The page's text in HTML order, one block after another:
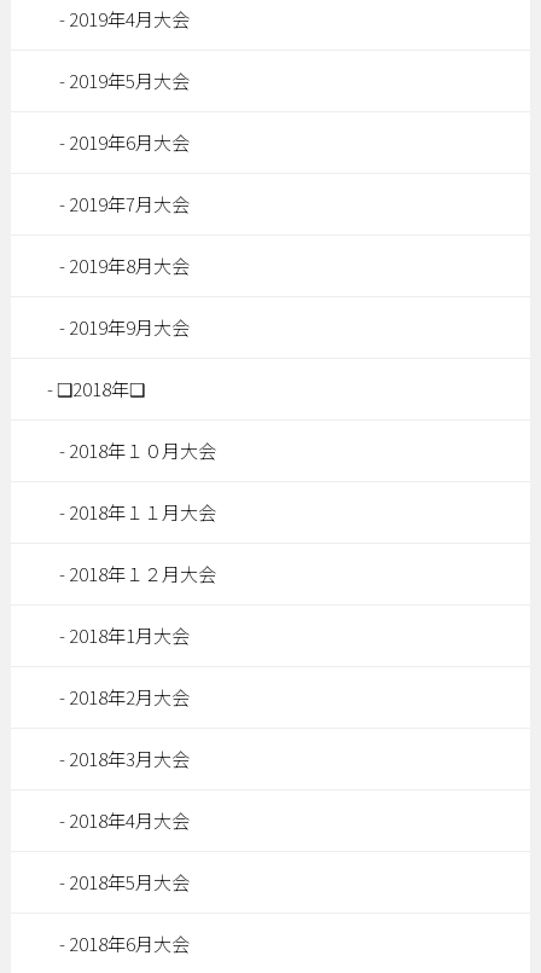
2019年4月大会
2019年5月大会
2019年6月大会
2019年7月大会
2019年8月大会
2019年9月大会
❑2018年❑
2018年１０月大会
2018年１１月大会
2018年１２月大会
2018年1月大会
2018年2月大会
2018年3月大会
2018年4月大会
2018年5月大会
2018年6月大会